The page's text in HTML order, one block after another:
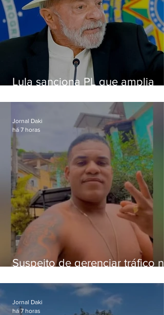
Lula sanciona PL que amplia
crianças
Suspeito de gerenciar tráfico na
foragido
Jornal Daki
há 7 horas
Jornal Daki
há 7 horas